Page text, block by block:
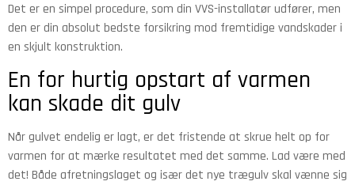
Det er en simpel procedure, som din VVS-installatør udfører, men
den er din absolut bedste forsikring mod fremtidige vandskader i
en skjult konstruktion.
En for hurtig opstart af varmen
kan skade dit gulv
Når gulvet endelig er lagt, er det fristende at skrue helt op for
varmen for at mærke resultatet med det samme. Lad være med
det! Både afretningslaget og især det nye trægulv skal vænne sig